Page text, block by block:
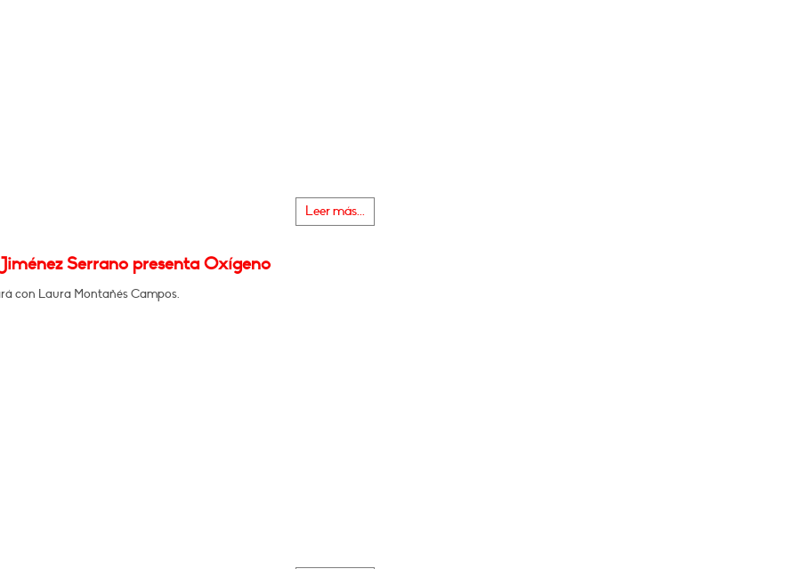
Leer más...
Serrano presenta Oxígeno
con Laura Montañés Campos.